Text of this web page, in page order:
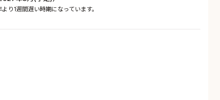
1週間遅い時期になっています。